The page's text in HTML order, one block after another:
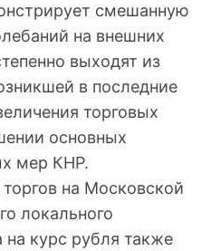
смешанную
на внешних
выходят из
в последние
торговых
основных
мер КНР.
на Московской
локального
курс рубля также